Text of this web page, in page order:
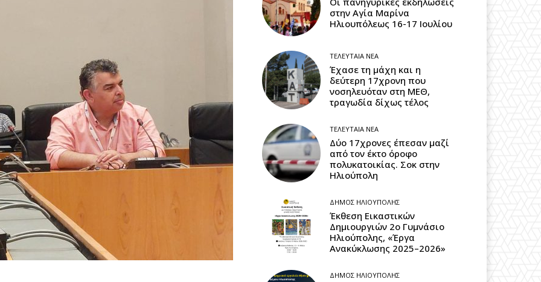
στην Αγία Μαρίνα
Ηλιουπόλεως 16-17 Ιουλίου
ΤΕΛΕΥΤΑΊΑ ΝΈΑ
Έχασε τη μάχη και η
δεύτερη 17χρονη που
νοσηλευόταν στη ΜΕΘ,
τραγωδία δίχως τέλος
ΤΕΛΕΥΤΑΊΑ ΝΈΑ
Δύο 17χρονες έπεσαν μαζί
από τον έκτο όροφο
πολυκατοικίας. Σοκ στην
Ηλιούπολη
ΔΉΜΟΣ ΗΛΙΟΎΠΟΛΗΣ
Έκθεση Εικαστικών
Δημιουργιών 2ο Γυμνάσιο
Ηλιούπολης, «Έργα
Ανακύκλωσης 2025–2026»
ΔΉΜΟΣ ΗΛΙΟΎΠΟΛΗΣ